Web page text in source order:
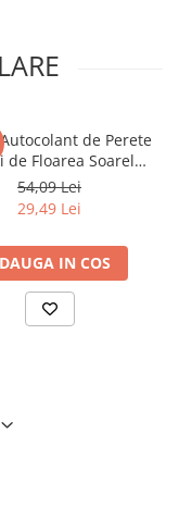
de Perete
de Floarea Soarelui
100x80 cm
54,09 Lei
29,49 Lei
IN COS